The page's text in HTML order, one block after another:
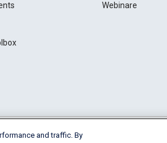
Webinare
and traffic. By